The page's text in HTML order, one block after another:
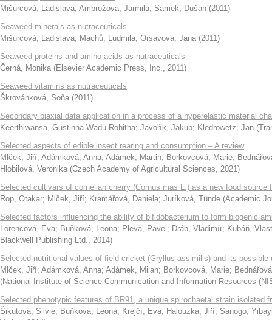
Mišurcová, Ladislava; Ambrožová, Jarmila; Samek, Dušan (2011)
Seaweed minerals as nutraceuticals
Mišurcová, Ladislava; Machů, Ludmila; Orsavová, Jana (2011)
Seaweed proteins and amino acids as nutraceuticals
Černá, Monika (Elsevier Academic Press, Inc., 2011)
Seaweed vitamins as nutraceuticals
Škrovánková, Soňa (2011)
Secondary biaxial data application in a process of a hyperelastic material
Keerthiwansa, Gustinna Wadu Rohitha; Javořík, Jakub; Kledrowetz, Jan (
Selected aspects of edible insect rearing and consumption – A review
Mlček, Jiří; Adámková, Anna; Adámek, Martin; Borkovcová, Marie;
Hlobilová, Veronika (Czech Academy of Agricultural Sciences, 2021)
Selected cultivars of cornelian cherry (Cornus mas L.) as a new food source
Rop, Otakar; Mlček, Jiří; Kramářová, Daniela; Juríková, Tünde (Academic
Selected factors influencing the ability of bifidobacterium to form biogenic
Lorencová, Eva; Buňková, Leona; Pleva, Pavel ; Dráb, Vladimír; Kubáň,
Blackwell Publishing Ltd., 2014)
Selected nutritional values of field cricket (Gryllus assimilis) and its possible
Mlček, Jiří; Adámková, Anna; Adámek, Milan; Borkovcová, Marie;
(National Institute of Science Communication and Information Resources
Selected phenotypic features of BR91, a unique spirochaetal strain isolated
Šikutová, Silvie; Buňková, Leona; Krejčí, Eva; Halouzka, Jiří; Sanogo,